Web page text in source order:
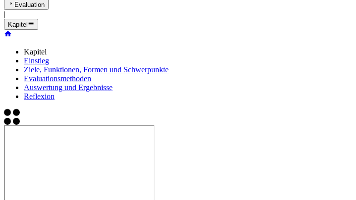
Evaluation
|
Kapitel
Kapitel
Einstieg
Ziele, Funktionen, Formen und Schwerpunkte
Evaluationsmethoden
Auswertung und Ergebnisse
Reflexion